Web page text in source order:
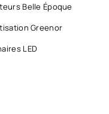
Belle Époque
Greenor
LED
Belle